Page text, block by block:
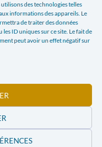
des technologies telles
informations des appareils. Le
de traiter des données
ID uniques sur ce site. Le fait de
peut avoir un effet négatif sur
– CHAUSSÉE SAINT-PIERRE, 208 À 1040
| WEBDESIGN PAR